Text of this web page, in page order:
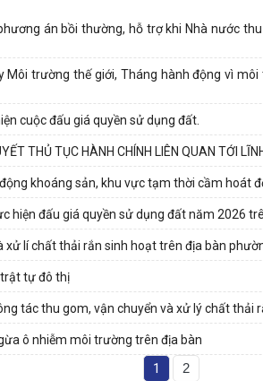
án bồi thường, hỗ trợ khi Nhà nước
trường thế giới, Tháng hành động vì
cuộc đấu giá quyền sử dụng đất.
THỦ TỤC HÀNH CHÍNH LIÊN QUAN TỚI
khoáng sản, khu vực tạm thời cầm hoát
hiện đấu giá quyền sử dụng đất năm 2026
xử lí chất thải rắn sinh hoạt trên địa bàn
tự đô thị
tác thu gom, vận chuyển và xử lý chất thải
ô nhiễm môi trường trên địa bàn
1 2